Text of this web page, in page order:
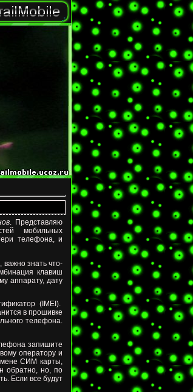
.
Представляю
мобильных
телефона, и
знать что-
клавиш
аппарату, дату
(IMEI).
в прошивке
телефона.
запишите
оператору и
СИМ карты,
обратно, но, по
Если все будут